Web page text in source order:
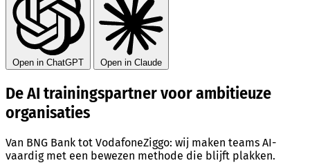
Open in ChatGPT Open in Claude
De AI trainingspartner voor ambitieuze
organisaties
Van BNG Bank tot VodafoneZiggo: wij maken teams AI-
vaardig met een bewezen methode die blijft plakken.